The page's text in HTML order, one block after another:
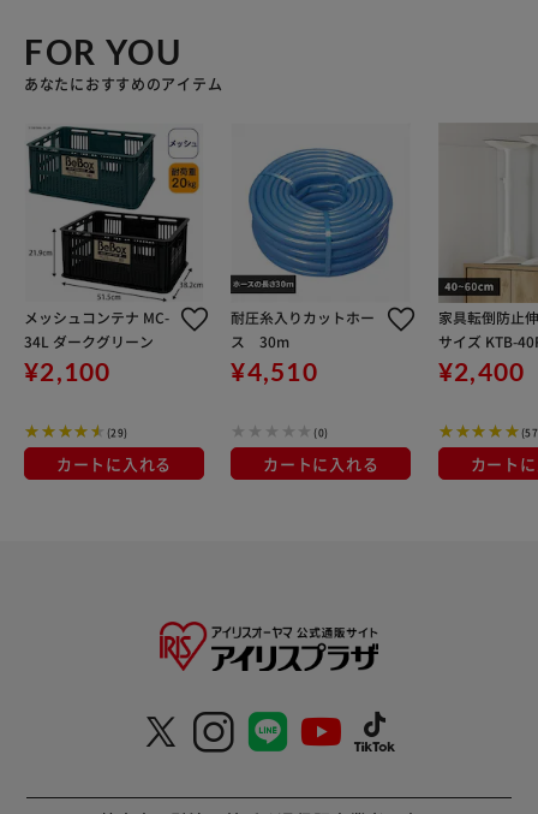
FOR YOU
あなたにおすすめのアイテム
メッシュコンテナ MC-
34L ダークグリーン
¥2,100
(29)
カートに入れる
耐圧糸入りカットホー
ス 30m
¥4,510
(0)
カートに入れる
家具転倒防止
サイズ KTB-
イト
¥2,400
カート